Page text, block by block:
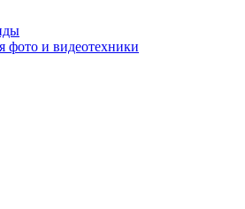
фото и видеотехники